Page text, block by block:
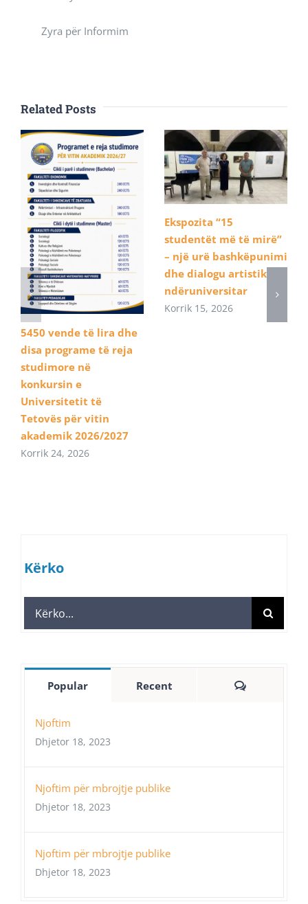
Zyra për Informim
Related Posts
5450 vende të lira dhe
disa programe të reja
studimore në
konkursin e
Universitetit të
Tetovës për vitin
akademik 2026/2027
Korrik 24, 2026
Ekspozita “15
studentët më të mirë”
– një urë bashkëpunimi
dhe dialogu artistik
ndëruniversitar
Korrik 15, 2026
Kërko
Search
for:
Popular Recent Comments
Njoftim
Dhjetor 18, 2023
Njoftim për mbrojtje publike
Dhjetor 18, 2023
Njoftim për mbrojtje publike
Dhjetor 18, 2023